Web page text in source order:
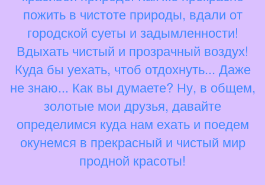
пожить в чистоте природы, вдали от
городской суеты и задымленности!
Вдыхать чистый и прозрачный воздух!
Куда бы уехать, чтоб отдохнуть... Даже
не знаю... Как вы думаете? Ну, в общем,
золотые мои друзья, давайте
определимся куда нам ехать и поедем
окунемся в прекрасный и чистый мир
продной красоты!